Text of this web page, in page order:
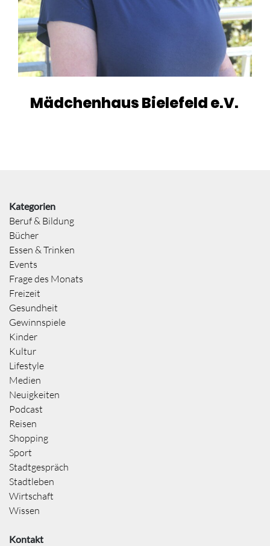
Mädchenhaus Bielefeld e.V.
Kategorien
Beruf & Bildung
Bücher
Essen & Trinken
Events
Frage des Monats
Freizeit
Gesundheit
Gewinnspiele
Kinder
Kultur
Lifestyle
Medien
Neuigkeiten
Podcast
Reisen
Shopping
Sport
Stadtgespräch
Stadtleben
Wirtschaft
Wissen
Kontakt